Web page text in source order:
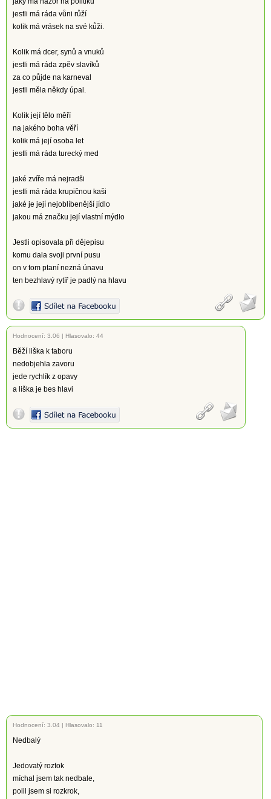
jestli má ráda vůni růží
kolik má vrásek na své kůži.
Kolik má dcer, synů a vnuků
jestli má ráda zpěv slavíků
za co půjde na karneval
jestli měla někdy úpal.
Kolik její tělo měří
na jakého boha věří
kolik má její osoba let
jestli má ráda turecký med
jaké zvíře má nejradši
jestli má ráda krupičnou kaši
jaké je její nejoblíbenější jídlo
jakou má značku její vlastní mýdlo
Jestli opisovala při dějepisu
komu dala svoji první pusu
on v tom ptaní nezná únavu
ten bezhlavý rytíř je padlý na hlavu
Hodnocení: 3.06 | Hlasovalo: 44
Běží liška k taboru
nedobjehla zavoru
jede rychlík z opavy
a liška je bes hlavi
Hodnocení: 3.04 | Hlasovalo: 11
Nedbalý
Jedovatý roztok
míchal jsem tak nedbale,
polil jsem si rozkrok,